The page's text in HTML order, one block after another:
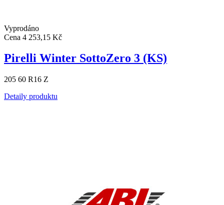
Vyprodáno
Cena 4 253,15 Kč
Pirelli Winter SottoZero 3 (KS)
205 60 R16 Z
Detaily produktu